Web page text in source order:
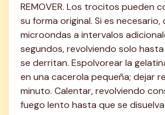
REMOVER. Los trocitos pueden
su forma original. Si es necesario,
microondas a intervalos
segundos, revolviendo solo
se derritan. Espolvorear la
en una cacerola pequeña; dejar
minuto. Calentar, revolviendo
fuego lento hasta que se